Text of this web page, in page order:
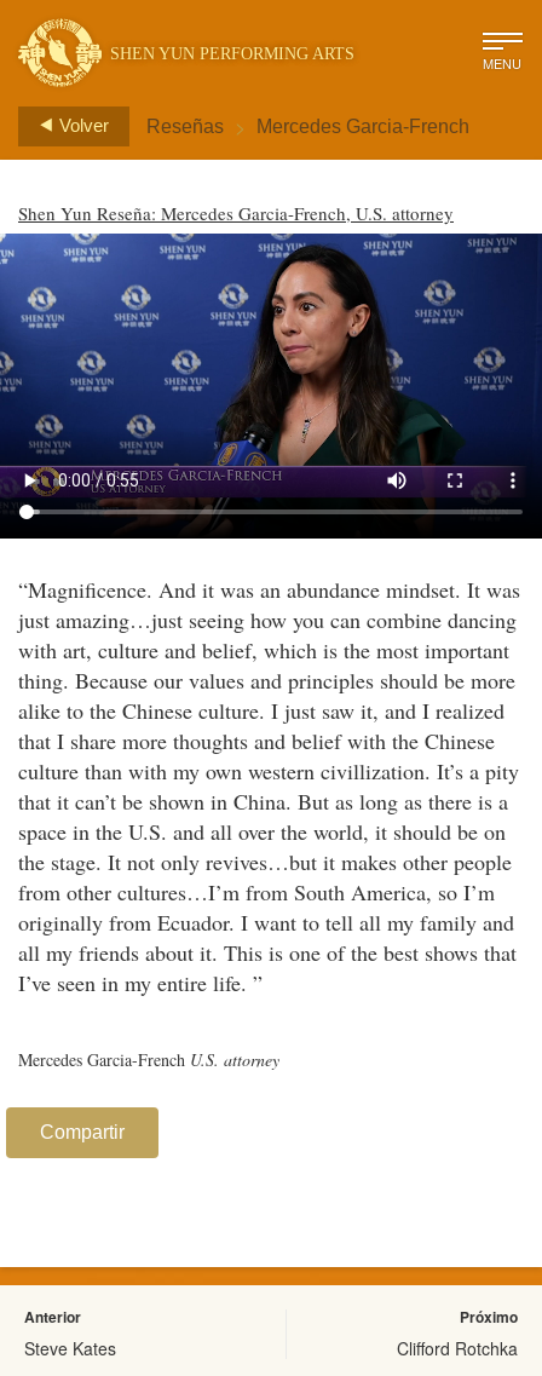
SHEN YUN PERFORMING ARTS MENU
Volver Reseñas > Mercedes Garcia-French
Shen Yun Reseña: Mercedes Garcia-French, U.S. attorney
“Magnificence. And it was an abundance mindset. It was
just amazing…just seeing how you can combine dancing
with art, culture and belief, which is the most important
thing. Because our values and principles should be more
alike to the Chinese culture. I just saw it, and I realized
that I share more thoughts and belief with the Chinese
culture than with my own western civillization. It’s a pity
that it can’t be shown in China. But as long as there is a
space in the U.S. and all over the world, it should be on
the stage. It not only revives…but it makes other people
from other cultures…I’m from South America, so I’m
originally from Ecuador. I want to tell all my family and
all my friends about it. This is one of the best shows that
I’ve seen in my entire life. ”
Mercedes Garcia-French U.S. attorney
Compartir
Anterior
Steve Kates
Próximo
Clifford Rotchka